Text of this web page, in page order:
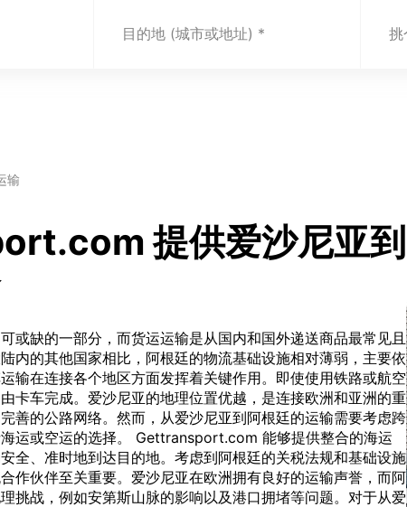
目的地 (城市或地址) 挑
输
提供爱沙尼亚
或缺的一部分，而货运运输是从国内和国外递送商品最常见且
内的其他国家相比，阿根廷的物流基础设施相对薄弱，主要依
输在连接各个地区方面发挥着关键作用。即使使用铁路或航空
卡车完成。爱沙尼亚的地理位置优越，是连接欧洲和亚洲的重
善的公路网络。然而，从爱沙尼亚到阿根廷的运输需要考虑跨
运或空运的选择。 Gettransport.com 能够提供整合的海运
全、准时地到达目的地。考虑到阿根廷的关税法规和基础设施
作伙伴至关重要。爱沙尼亚在欧洲拥有良好的运输声誉，而阿
挑战，例如安第斯山脉的影响以及港口拥堵等问题。对于从爱